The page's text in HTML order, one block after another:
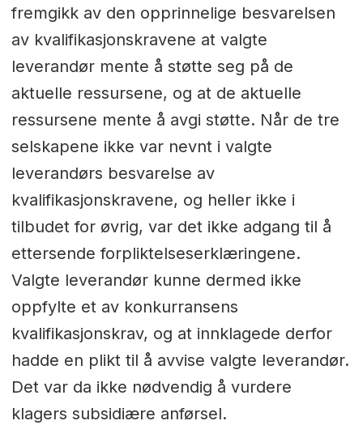
fremgikk av den opprinnelige besvarelsen
av kvalifikasjonskravene at valgte
leverandør mente å støtte seg på de
aktuelle ressursene, og at de aktuelle
ressursene mente å avgi støtte. Når de tre
selskapene ikke var nevnt i valgte
leverandørs besvarelse av
kvalifikasjonskravene, og heller ikke i
tilbudet for øvrig, var det ikke adgang til å
ettersende forpliktelseserklæringene.
Valgte leverandør kunne dermed ikke
oppfylte et av konkurransens
kvalifikasjonskrav, og at innklagede derfor
hadde en plikt til å avvise valgte leverandør.
Det var da ikke nødvendig å vurdere
klagers subsidiære anførsel.